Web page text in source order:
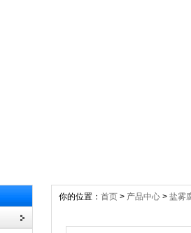
你的位置： 首页 > 产品中心 > 盐雾